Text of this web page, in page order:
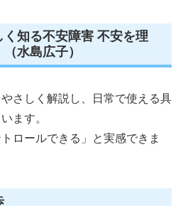
知る不安障害 不安を理
水島広子）
さしく解説し、日常で使える具
ます。
ロールできる」と実感できま